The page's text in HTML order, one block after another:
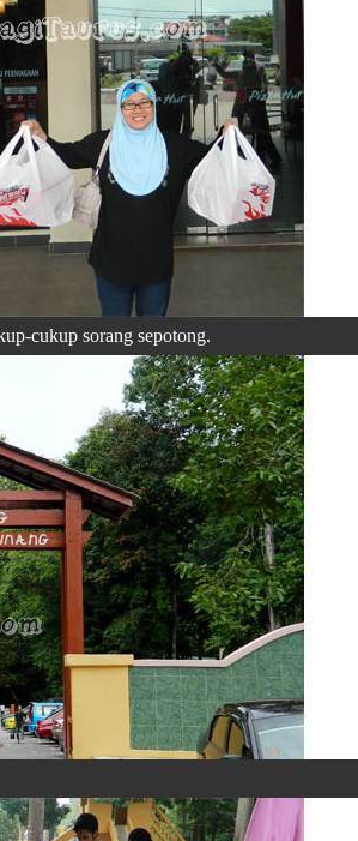
cukup sorang sepotong.